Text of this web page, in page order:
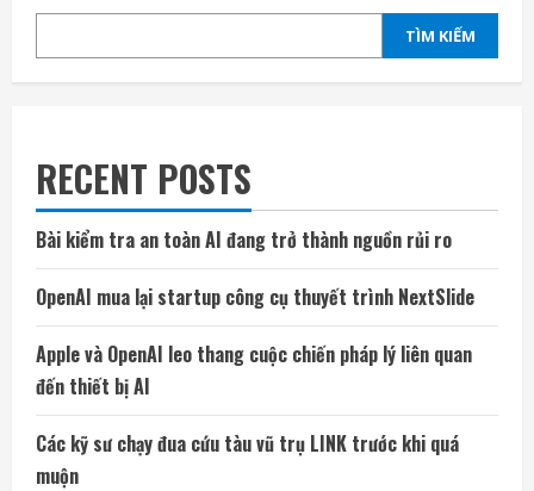
TÌM KIẾM
RECENT POSTS
Bài kiểm tra an toàn AI đang trở thành nguồn rủi ro
OpenAI mua lại startup công cụ thuyết trình NextSlide
Apple và OpenAI leo thang cuộc chiến pháp lý liên quan
đến thiết bị AI
Các kỹ sư chạy đua cứu tàu vũ trụ LINK trước khi quá
muộn